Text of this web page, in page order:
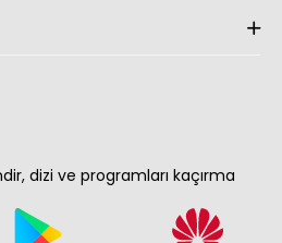
dizi ve programları kaçırma